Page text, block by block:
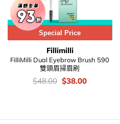
Special Price
Fillimilli
FilliMilli Dual Eyebrow Brush 590
雙頭眉掃眉刷
價
$48.00 Original
$38.00Current